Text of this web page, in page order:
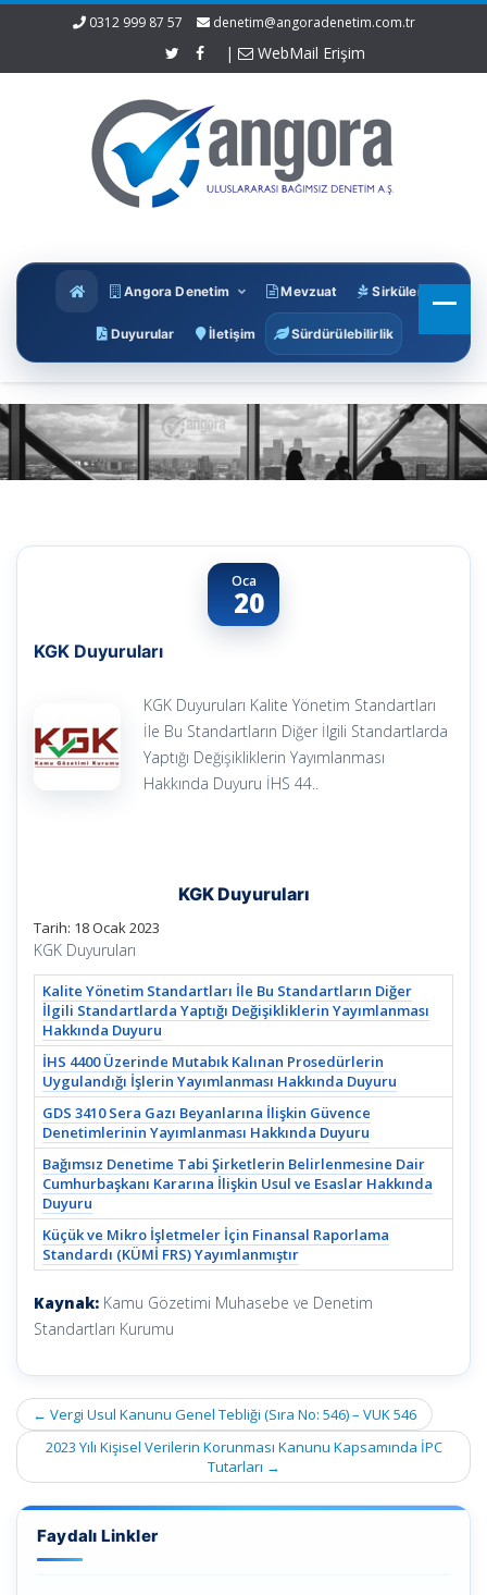
0312 999 87 57 denetim@angoradenetim.com.tr
| WebMail Erişim
Angora Denetim Mevzuat Sirküler
Duyurular İletişim Sürdürülebilirlik
Oca
20
KGK Duyuruları
KGK Duyuruları Kalite Yönetim Standartları
İle Bu Standartların Diğer İlgili Standartlarda
Yaptığı Değişikliklerin Yayımlanması
Hakkında Duyuru İHS 44..
KGK Duyuruları
Tarih: 18 Ocak 2023
KGK Duyuruları
Kalite Yönetim Standartları İle Bu Standartların Diğer
İlgili Standartlarda Yaptığı Değişikliklerin Yayımlanması
Hakkında Duyuru
İHS 4400 Üzerinde Mutabık Kalınan Prosedürlerin
Uygulandığı İşlerin Yayımlanması Hakkında Duyuru
GDS 3410 Sera Gazı Beyanlarına İlişkin Güvence
Denetimlerinin Yayımlanması Hakkında Duyuru
Bağımsız Denetime Tabi Şirketlerin Belirlenmesine Dair
Cumhurbaşkanı Kararına İlişkin Usul ve Esaslar Hakkında
Duyuru
Küçük ve Mikro İşletmeler İçin Finansal Raporlama
Standardı (KÜMİ FRS) Yayımlanmıştır
Kaynak: Kamu Gözetimi Muhasebe ve Denetim
Standartları Kurumu
Post
navigation
← Vergi Usul Kanunu Genel Tebliği (Sıra No: 546) – VUK 546
2023 Yılı Kişisel Verilerin Korunması Kanunu Kapsamında İPC
Tutarları →
Faydalı Linkler